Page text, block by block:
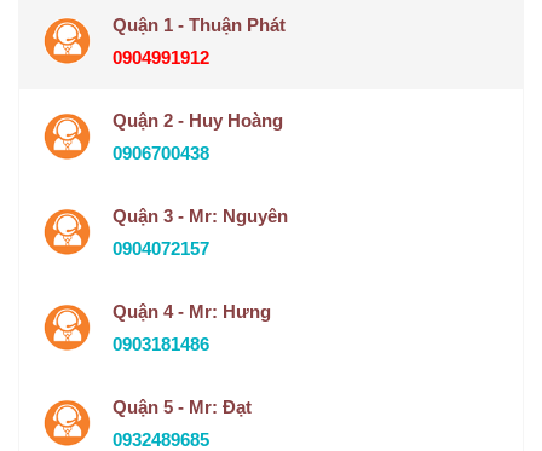
Quận 1 - Thuận Phát
0904991912
Quận 2 - Huy Hoàng
0906700438
Quận 3 - Mr: Nguyên
0904072157
Quận 4 - Mr: Hưng
0903181486
Quận 5 - Mr: Đạt
0932489685